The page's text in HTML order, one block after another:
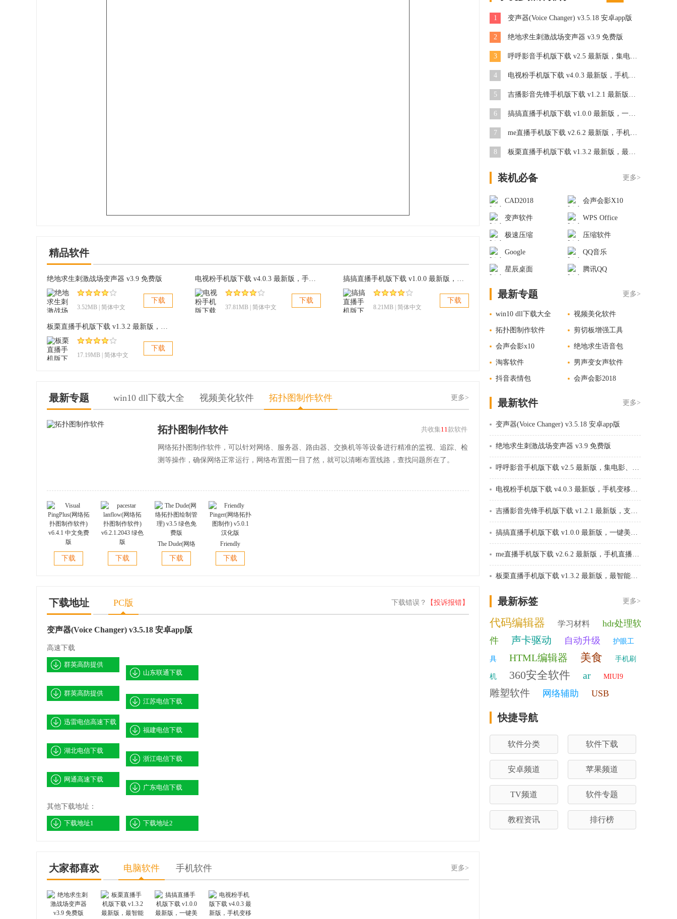
精品软件
绝地求生刺激战场变声器 v3.9 免费版
3.52MB | 简体中文
下载
电视粉手机版下载 v4.0.3 最新版，手机变移动电视看电视节目
37.81MB | 简体中文
下载
搞搞直播手机版下载 v1.0.0 最新版，一键美颜开播
8.21MB | 简体中文
下载
板栗直播手机版下载 v1.3.2 最新版，最智能的美颜特效
17.19MB | 简体中文
下载
最新专题 win10 dll下载大全 视频美化软件 拓扑图制作软件 更多>
共收集11款软件
拓扑图制作软件
网络拓扑图制作软件，可以针对网络、服务器、路由器、交换机等等设备进行精准的监视、追踪、检
测等操作，确保网络正常运行，网络布置图一目了然，就可以清晰布置线路，查找问题所在了。
Visual
PingPlus(网络拓
下载
pacestar
lanflow(网络拓
下载
The Dude(网络
拓扑图绘制管
理) v3.5 绿色免
下载
Friendly
Pinger(网络拓扑
图制作) v5.0.1
下载
下载地址 PC版 下载错误？ 【投诉报错】
变声器(Voice Changer) v3.5.18 安卓app版
高速下载
群英高防提供
山东联通下载
群英高防提供
江苏电信下载
迅雷电信高速下载
福建电信下载
湖北电信下载
浙江电信下载
网通高速下载
广东电信下载
其他下载地址：
下载地址1 下载地址2
大家都喜欢 电脑软件 手机软件 更多>
1 变声器(Voice Changer) v3.5.18 安卓app版
2 绝地求生刺激战场变声器 v3.9 免费版
3 呼呼影音手机版下载 v2.5 最新版，集电影、电视剧、娱乐综艺一体
4 电视粉手机版下载 v4.0.3 最新版，手机变移动电视看电视节目
5 吉播影音先锋手机版下载 v1.2.1 最新版，支持所有媒体格式
6 搞搞直播手机版下载 v1.0.0 最新版，一键美颜开播
7 me直播手机版下载 v2.6.2 最新版，手机直播app应用平台
8 板栗直播手机版下载 v1.3.2 最新版，最智能的美颜特效
装机必备 更多>
CAD2018 会声会影X10
变声软件 WPS Office
极速压缩 压缩软件
Google QQ音乐
星辰桌面 腾讯QQ
最新专题 更多>
win10 dll下载大全 视频美化软件
拓扑图制作软件 剪切板增强工具
会声会影x10 绝地求生语音包
淘客软件 男声变女声软件
抖音表情包 会声会影2018
最新软件 更多>
变声器(Voice Changer) v3.5.18 安卓app版
绝地求生刺激战场变声器 v3.9 免费版
呼呼影音手机版下载 v2.5 最新版，集电影、电视剧、娱乐综艺一体
电视粉手机版下载 v4.0.3 最新版，手机变移动电视看电视节目
吉播影音先锋手机版下载 v1.2.1 最新版，支持所有媒体格式
搞搞直播手机版下载 v1.0.0 最新版，一键美颜开播
me直播手机版下载 v2.6.2 最新版，手机直播app应用平台
板栗直播手机版下载 v1.3.2 最新版，最智能的美颜特效
最新标签 更多>
代码编辑器 学习材料
hdr处理软
件
声卡驱动 自动升级 护眼工
具 HTML编辑器 美食 手机刷
机 360安全软件 ar MIUI9
雕塑软件 网络辅助 USB
快捷导航
软件分类 软件下载
安卓频道 苹果频道
TV频道 软件专题
教程资讯 排行榜